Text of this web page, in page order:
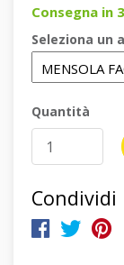
Consegna in
Seleziona un
Quantità
Condividi